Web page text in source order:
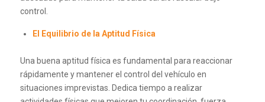
control.
El Equilibrio de la Aptitud Física
Una buena aptitud física es fundamental para reaccionar
rápidamente y mantener el control del vehículo en
situaciones imprevistas. Dedica tiempo a realizar